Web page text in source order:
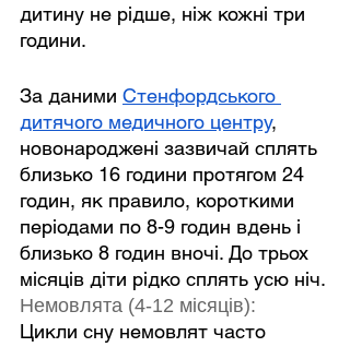
дитину не рідше, ніж кожні три
години.
За даними Стенфордського
дитячого медичного центру,
новонароджені зазвичай сплять
близько 16 години протягом 24
годин, як правило, короткими
періодами по 8-9 годин вдень і
близько 8 годин вночі. До трьох
місяців діти рідко сплять усю ніч.
Немовлята (4-12 місяців):
Цикли сну немовлят часто